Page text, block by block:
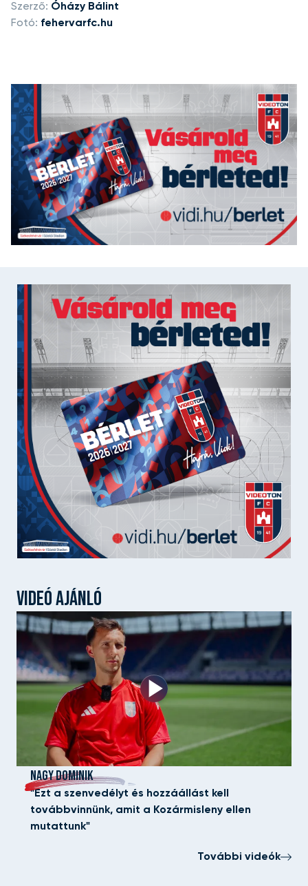
Szerző: Óházy Bálint
Fotó: fehervarfc.hu
VIDEÓ AJÁNLÓ
NAGY DOMINIK
"Ezt a szenvedélyt és hozzáállást kell
továbbvinnünk, amit a Kozármisleny ellen
mutattunk"
További videók